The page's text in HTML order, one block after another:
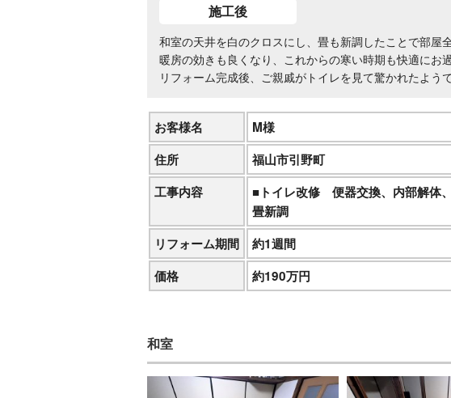
施工後
和室の天井を白のクロスにし、畳も新調したことで部屋
暖房の効きも良くなり、これからの寒い時期も快適にお
リフォーム完成後、ご親戚がトイレを見て驚かれたよう
お客様名
M様
住所
福山市引野町
工事内容
■トイレ改修 便器交換、内部解体
畳新調
リフォーム期間
約1週間
価格
約190万円
和室